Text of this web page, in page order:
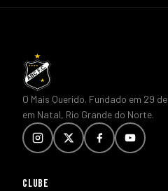
O Mais Querido. Fundado em 29
em Natal, Rio Grande do Norte.
CLUBE